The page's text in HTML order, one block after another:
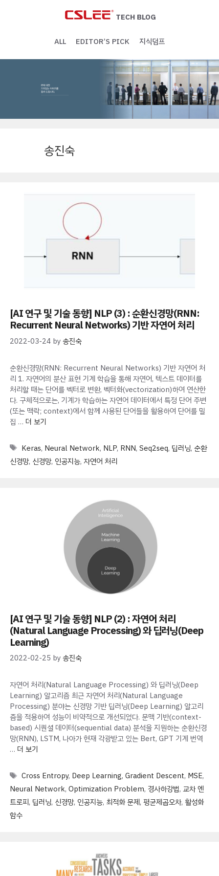
TECH BLOG
ALL EDITOR’S PICK 지식덤프
송진숙
[AI 연구 및 기술 동향] NLP (3) : 순환신경망(RNN:
Recurrent Neural Networks) 기반 자연어 처리
2022-03-24 by송진숙
순환신경망(RNN: Recurrent Neural Networks) 기반 자연어 처
리 1. 자연어의 분산 표현 기계 학습을 통해 자연어, 텍스트 데이터를
처리할 때는 단어를 벡터로 변환, 벡터화(vectorization)하여 연산한
다. 구체적으로는, 기계가 학습하는 자연어 데이터에서 특정 단어 주변
(또는 맥락; context)에서 함께 사용된 단어들을 활용하여 단어를 밀
집 … 더 보기
Tags
Keras, Neural Network, NLP, RNN, Seq2seq, 딥러닝, 순환
신경망, 신경망, 인공지능, 자연어 처리
[AI 연구 및 기술 동향] NLP (2) : 자연어 처리
(Natural Language Processing) 와 딥러닝(Deep
Learning)
2022-02-25 by송진숙
자연어 처리(Natural Language Processing) 와 딥러닝(Deep
Learning) 알고리즘 최근 자연어 처리(Natural Language
Processing) 분야는 신경망 기반 딥러닝(Deep Learning) 알고리
즘을 적용하여 성능이 비약적으로 개선되었다. 문맥 기반(context-
based) 시퀀셜 데이터(sequential data) 분석을 지원하는 순환신경
망(RNN), LSTM, 나아가 현재 각광받고 있는 Bert, GPT 기계 번역
… 더 보기
Tags
Cross Entropy, Deep Learning, Gradient Descent, MSE,
Neural Network, Optimization Problem, 경사하강법, 교차 엔
트로피, 딥러닝, 신경망, 인공지능, 최적화 문제, 평균제곱오차, 활성화
함수